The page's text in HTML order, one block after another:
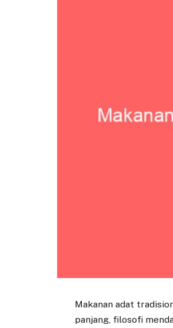
Makanan adat
panjang, filosofi